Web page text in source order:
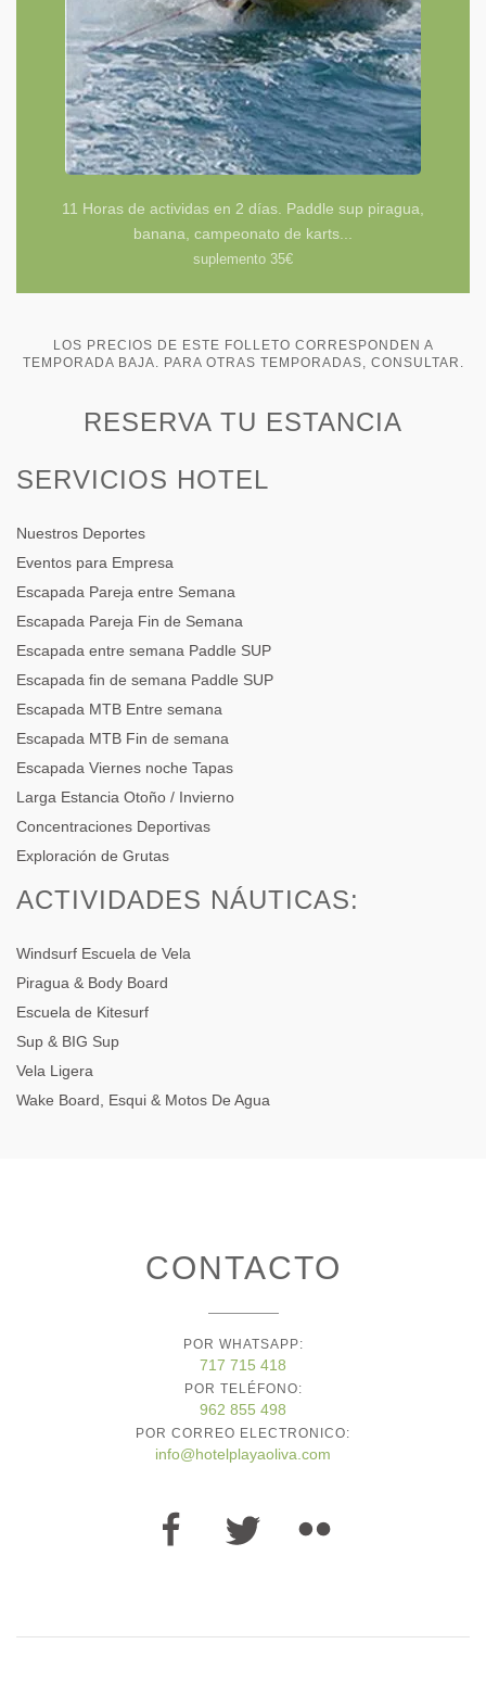
11 Horas de actividas en 2 días. Paddle sup piragua,
banana, campeonato de karts...
suplemento 35€
LOS PRECIOS DE ESTE FOLLETO CORRESPONDEN A
TEMPORADA BAJA. PARA OTRAS TEMPORADAS, CONSULTAR.
RESERVA TU ESTANCIA
SERVICIOS HOTEL
Nuestros Deportes
Eventos para Empresa
Escapada Pareja entre Semana
Escapada Pareja Fin de Semana
Escapada entre semana Paddle SUP
Escapada fin de semana Paddle SUP
Escapada MTB Entre semana
Escapada MTB Fin de semana
Escapada Viernes noche Tapas
Larga Estancia Otoño / Invierno
Concentraciones Deportivas
Exploración de Grutas
ACTIVIDADES NÁUTICAS:
Windsurf Escuela de Vela
Piragua & Body Board
Escuela de Kitesurf
Sup & BIG Sup
Vela Ligera
Wake Board, Esqui & Motos De Agua
CONTACTO
POR WHATSAPP:
717 715 418
POR TELÉFONO:
962 855 498
POR CORREO ELECTRONICO:
info@hotelplayaoliva.com